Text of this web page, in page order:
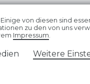
von diesen sind
zu den von uns
Impressum.
Weitere